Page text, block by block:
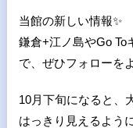
当館の新しい情報✨
鎌倉+江ノ島やGo To
で、ぜひフォローを
10月下旬になると、
はっきり見えるよう